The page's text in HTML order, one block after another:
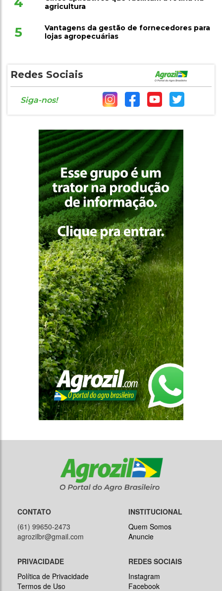
Cinco aplicativos que facilitam a rotina na
Vantagens da gestão de fornecedores para
Redes Sociais
CONTATO
(61) 99650-2473
INSTITUCIONAL
Quem Somos
PRIVACIDADE
Política de Privacidade
REDES SOCIAIS
Instagram